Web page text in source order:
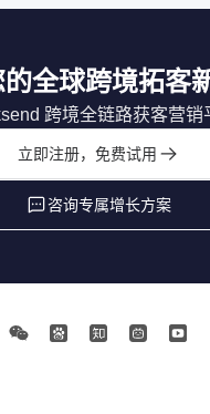
全球跨境拓客
跨境全链路获客营销
立即注册，免费试用
咨询专属增长方案